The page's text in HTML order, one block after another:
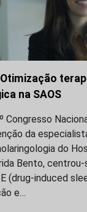
Otimização
na SAOS
Congresso
da
do
Bento,
(drug-induced
e…